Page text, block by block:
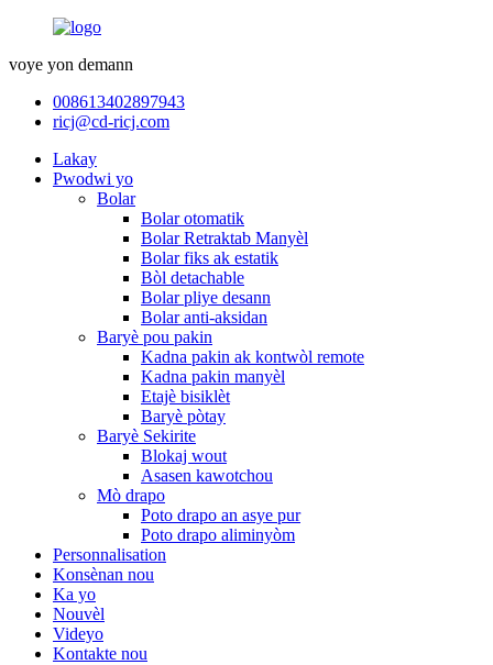
voye yon demann
008613402897943
ricj@cd-ricj.com
Lakay
Pwodwi yo
Bolar
Bolar otomatik
Bolar Retraktab Manyèl
Bolar fiks ak estatik
Bòl detachable
Bolar pliye desann
Bolar anti-aksidan
Baryè pou pakin
Kadna pakin ak kontwòl remote
Kadna pakin manyèl
Etajè bisiklèt
Baryè pòtay
Baryè Sekirite
Blokaj wout
Asasen kawotchou
Mò drapo
Poto drapo an asye pur
Poto drapo aliminyòm
Personnalisation
Konsènan nou
Ka yo
Nouvèl
Videyo
Kontakte nou